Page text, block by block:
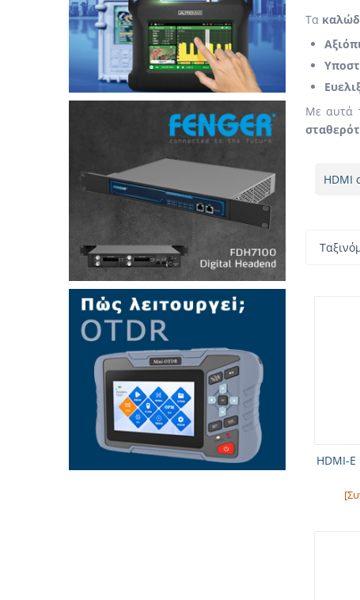
Τα
Με αυτά
HDMI
HDMI-